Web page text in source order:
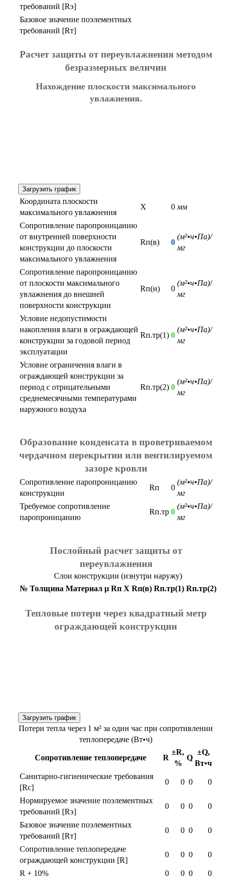
требований [Rэ]
Базовое значение поэлементных
требований [Rт]
Расчет защиты от переувлажнения методом
безразмерных величин
Нахождение плоскости максимального
увлажнения.
Загрузить график
Координата плоскости
максимального увлажнения
X 0 мм
Сопротивление паропроницанию
от внутренней поверхности
конструкции до плоскости
максимального увлажнения
Rп(в) 0
(м²•ч•Па)/
мг
Сопротивление паропроницанию
от плоскости максимального
увлажнения до внешней
поверхности конструкции
Rп(н) 0
(м²•ч•Па)/
мг
Условие недопустимости
накопления влаги в ограждающей
конструкции за годовой период
эксплуатации
Rп.тр(1) 0
(м²•ч•Па)/
мг
Условие ограничения влаги в
ограждающей конструкции за
период с отрицательными
среднемесячными температурами
наружного воздуха
Rп.тр(2) 0
(м²•ч•Па)/
мг
Образование конденсата в проветриваемом
чердачном перекрытии или вентилируемом
зазоре кровли
Сопротивление паропроницанию
конструкции
Rп 0
(м²•ч•Па)/
мг
Требуемое сопротивление
паропроницанию
Rп.тр 0
(м²•ч•Па)/
мг
Послойный расчет защиты от
переувлажнения
Слои конструкции (изнутри наружу)
№ Толщина Материал μ Rп X Rп(в) Rп.тр(1) Rп.тр(2)
Тепловые потери через квадратный метр
ограждающей конструкции
Загрузить график
Потери тепла через 1 м² за один час при сопротивлении
теплопередаче (Вт•ч)
Сопротивление теплопередаче R
±R,
%
Q
±Q,
Вт•ч
Санитарно-гигиенические требования
[Rс]
0 0 0 0
Нормируемое значение поэлементных
требований [Rэ]
0 0 0 0
Базовое значение поэлементных
требований [Rт]
0 0 0 0
Сопротивление теплопередаче
ограждающей конструкции [R]
0 0 0 0
R + 10% 0 0 0
0